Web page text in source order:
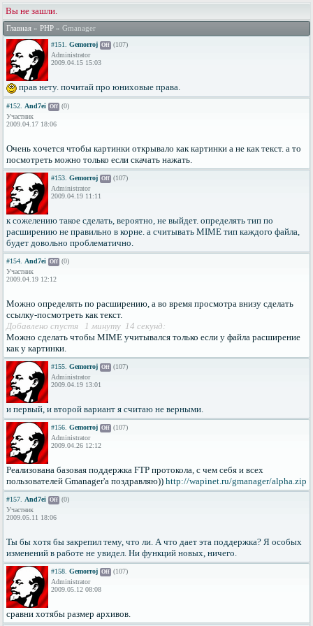
Вы не зашли.
Главная » PHP » Gmanager
#151. Gemorroj Off (107)
Administrator
2009.04.15 15:03
прав нету. почитай про юниховые права.
#152. And7ei Off (0)
Участник
2009.04.17 18:06
Очень хочется чтобы картинки открывало как картинки а не как текст. а то
посмотреть можно только если скачать нажать.
#153. Gemorroj Off (107)
Administrator
2009.04.19 11:11
к сожелению такое сделать, вероятно, не выйдет. определять тип по
расширению не правильно в корне. а считывать MIME тип каждого файла,
будет довольно проблематично.
#154. And7ei Off (0)
Участник
2009.04.19 12:12
Можно определять по расширению, а во время просмотра внизу сделать
ссылку-посмотреть как текст.
Добавлено спустя 1 минуту 14 секунд:
Можно сделать чтобы MIME учитывался только если у файла расширение
как у картинки.
#155. Gemorroj Off (107)
Administrator
2009.04.19 13:01
и первый, и второй вариант я считаю не верными.
#156. Gemorroj Off (107)
Administrator
2009.04.26 12:12
Реализована базовая поддержка FTP протокола, с чем себя и всех
пользователей Gmanager'а поздравляю)) http://wapinet.ru/gmanager/alpha.zip
#157. And7ei Off (0)
Участник
2009.05.11 18:06
Ты бы хотя бы закрепил тему, что ли. А что дает эта поддержка? Я особых
изменений в работе не увидел. Ни функций новых, ничего.
#158. Gemorroj Off (107)
Administrator
2009.05.12 08:08
сравни хотябы размер архивов.